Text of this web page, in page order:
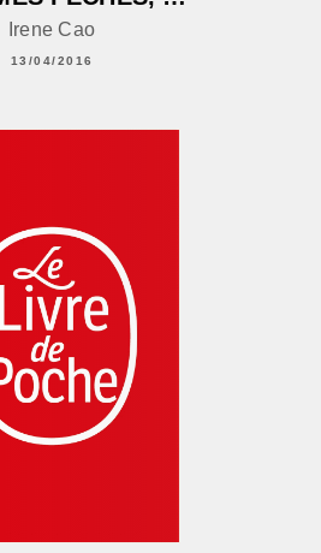
Irene Cao
13/04/2016